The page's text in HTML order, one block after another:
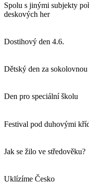
Spolu s jinými subjekty
deskových her
Dostihový den 4.6.
Dětský den za sokolovnou
Den pro speciální školu
Festival pod duhovými
Jak se žilo ve středověku?
Uklízíme Česko